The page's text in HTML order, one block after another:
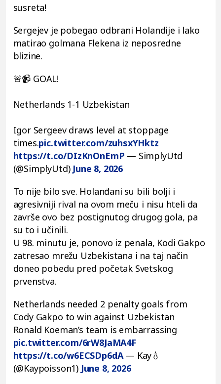
susreta!
Sergejev je pobegao odbrani Holandije i lako
matirao golmana Flekena iz neposredne
blizine.
🚨📹 GOAL!
Netherlands 1-1 Uzbekistan
Igor Sergeev draws level at stoppage
times.pic.twitter.com/zuhsxYHktz
https://t.co/DIzKnOnEmP — SimplyUtd
(@SimplyUtd) June 8, 2026
To nije bilo sve. Holanđani su bili bolji i
agresivniji rival na ovom meču i nisu hteli da
završe ovo bez postignutog drugog gola, pa
su to i učinili.
U 98. minutu je, ponovo iz penala, Kodi Gakpo
zatresao mrežu Uzbekistana i na taj način
doneo pobedu pred početak Svetskog
prvenstva.
Netherlands needed 2 penalty goals from
Cody Gakpo to win against Uzbekistan
Ronald Koeman’s team is embarrassing
pic.twitter.com/6rW8JaMA4F
https://t.co/w6ECSDp6dA— Kay💧
(@Kaypoisson1) June 8, 2026